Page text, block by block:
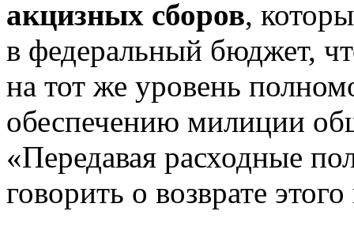
акцизных сборов,
в федеральный бюджет,
на тот же уровень
обеспечению милиции
«Передавая расходные
говорить о возврате